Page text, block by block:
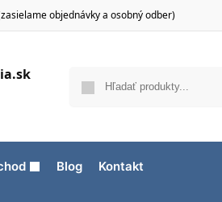
objednávky a osobný odber)
Blog Kontakt